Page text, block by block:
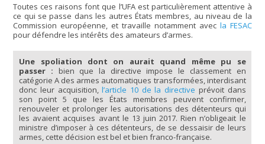
Toutes ces raisons font que l’UFA est particulièrement attentive à
ce qui se passe dans les autres États membres, au niveau de la
Commission européenne, et travaille notamment avec la FESAC
pour défendre les intérêts des amateurs d’armes.
Une spoliation dont on aurait quand même pu se
passer : bien que la directive impose le classement en
catégorie A des armes automatiques transformées, interdisant
donc leur acquisition,l’article 10 de la directive prévoit dans
son point 5 que les États membres peuvent confirmer,
renouveler et prolonger les autorisations des détenteurs qui
les avaient acquises avant le 13 juin 2017. Rien n’obligeait le
ministre d’imposer à ces détenteurs, de se dessaisir de leurs
armes, cette décision est bel et bien franco-française.